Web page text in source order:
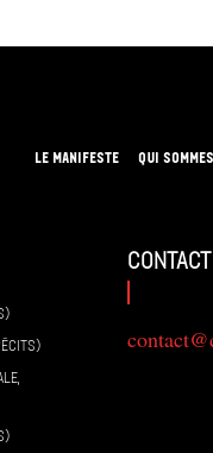
LE MANIFESTE QUI
contact